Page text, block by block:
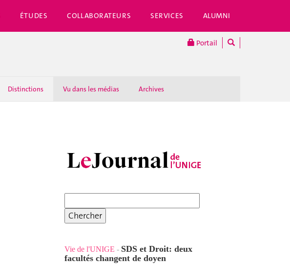
ÉTUDES COLLABORATEURS SERVICES ALUMNI
Portail
Distinctions Vu dans les médias Archives
Vie de l'UNIGE - SDS et Droit: deux
facultés changent de doyen